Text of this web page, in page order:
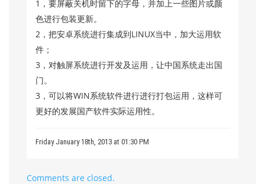
1，要屏蔽关机时留下的字母，并加上一些图片或颜
色进行包装更新。
2，把安卓系统进行集成到LINUX当中，加大运用软
件；
3，对触屏系统进行开发及运用，让中国系统走出国
门。
3，可以将WIN系统软件进行进行打包运用，这样可
更好的发展国产软件实际运用性。
Friday January 18th, 2013 at 01:30 PM
Comments are closed.